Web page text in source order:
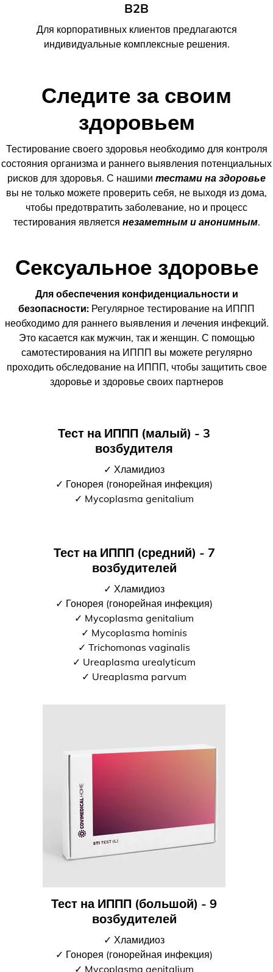
B2B
Для корпоративных клиентов предлагаются
индивидуальные комплексные решения.
Следите за своим
здоровьем
Тестирование своего здоровья необходимо для контроля
состояния организма и раннего выявления потенциальных
рисков для здоровья. С нашими тестами на здоровье
вы не только можете проверить себя, не выходя из дома,
чтобы предотвратить заболевание, но и процесс
тестирования является незаметным и анонимным.
Сексуальное здоровье
Для обеспечения конфиденциальности и
безопасности: Регулярное тестирование на ИППП
необходимо для раннего выявления и лечения инфекций.
Это касается как мужчин, так и женщин. С помощью
самотестирования на ИППП вы можете регулярно
проходить обследование на ИППП, чтобы защитить свое
здоровье и здоровье своих партнеров
Тест на ИППП (малый) - 3
возбудителя
✓ Хламидиоз
✓ Гонорея (гонорейная инфекция)
✓ Mycoplasma genitalium
Тест на ИППП (средний) - 7
возбудителей
✓ Хламидиоз
✓ Гонорея (гонорейная инфекция)
✓ Mycoplasma genitalium
✓ Mycoplasma hominis
✓ Trichomonas vaginalis
✓ Ureaplasma urealyticum
✓ Ureaplasma parvum
Тест на ИППП (большой) - 9
возбудителей
✓ Хламидиоз
✓ Гонорея (гонорейная инфекция)
✓ Mycoplasma genitalium